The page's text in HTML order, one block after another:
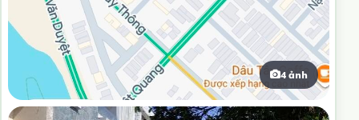
4 ảnh